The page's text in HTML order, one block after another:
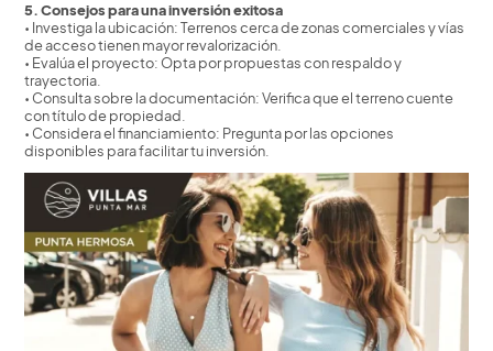
5. Consejos para una inversión exitosa
• Investiga la ubicación: Terrenos cerca de zonas comerciales y vías
de acceso tienen mayor revalorización.
• Evalúa el proyecto: Opta por propuestas con respaldo y
trayectoria.
• Consulta sobre la documentación: Verifica que el terreno cuente
con título de propiedad.
• Considera el financiamiento: Pregunta por las opciones
disponibles para facilitar tu inversión.